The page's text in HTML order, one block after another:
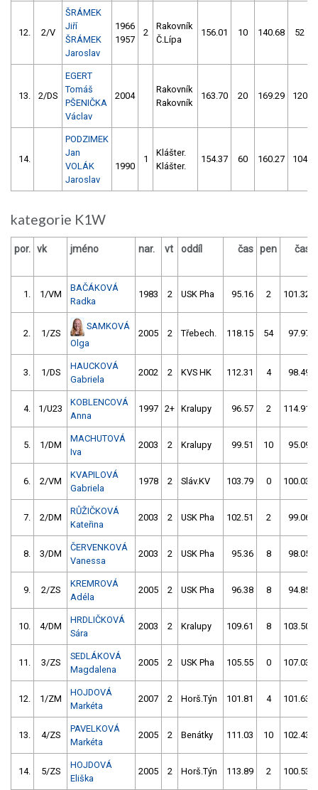
12. 2/V
ŠRÁMEK
Jiří
ŠRÁMEK
Jaroslav
1966
1957
2
Rakovník
Č.Lípa
156.01 10 140.68 52
13. 2/DS
EGERT
Tomáš
PŠENIČKA
Václav
2004
Rakovník
Rakovník
163.70 20 169.29 120
14.
PODZIMEK
Jan
VOLÁK
Jaroslav
1990
1
Klášter.
Klášter.
154.37 60 160.27 104
kategorie K1W
por. vk jméno nar. vt oddíl čas pen čas
1. 1/VM
BAČÁKOVÁ
Radka
1983 2 USK Pha 95.16 2 101.32
2. 1/ZS
SAMKOVÁ
Olga
2005 2 Třebech. 118.15 54 97.97
3. 1/DS
HAUCKOVÁ
Gabriela
2002 2 KVS HK 112.31 4 98.49
4. 1/U23
KOBLENCOVÁ
Anna
1997 2+ Kralupy 96.57 2 114.91
5. 1/DM
MACHUTOVÁ
Iva
2003 2 Kralupy 99.51 10 95.09
6. 2/VM
KVAPILOVÁ
Gabriela
1978 2 Sláv.KV 103.79 0 100.03
7. 2/DM
RŮŽIČKOVÁ
Kateřina
2003 2 USK Pha 102.51 2 99.06
8. 3/DM
ČERVENKOVÁ
Vanessa
2003 2 USK Pha 95.36 8 98.05
9. 2/ZS
KREMROVÁ
Adéla
2005 2 USK Pha 96.38 8 94.85
10. 4/DM
HRDLIČKOVÁ
Sára
2003 2 Kralupy 109.61 8 103.50
11. 3/ZS
SEDLÁKOVÁ
Magdalena
2005 2 USK Pha 105.55 0 107.03
12. 1/ZM
HOJDOVÁ
Markéta
2007 2 Horš.Týn 101.81 4 101.63
13. 4/ZS
PAVELKOVÁ
Markéta
2005 2 Benátky 111.03 10 102.43
14. 5/ZS
HOJDOVÁ
Eliška
2005 2 Horš.Týn 113.89 2 100.53